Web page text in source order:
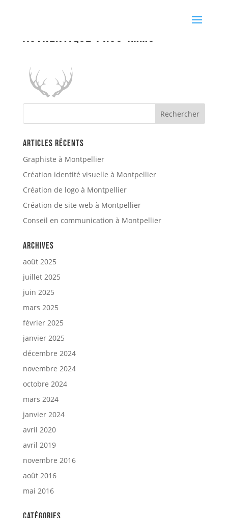
authentique-prog-immo
Articles récents
Graphiste à Montpellier
Création identité visuelle à Montpellier
Création de logo à Montpellier
Création de site web à Montpellier
Conseil en communication à Montpellier
Archives
août 2025
juillet 2025
juin 2025
mars 2025
février 2025
janvier 2025
décembre 2024
novembre 2024
octobre 2024
mars 2024
janvier 2024
avril 2020
avril 2019
novembre 2016
août 2016
mai 2016